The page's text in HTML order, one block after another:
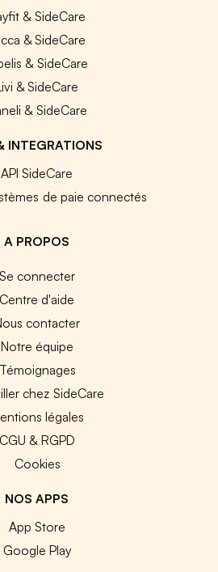
& SideCare
& SideCare
& SideCare
& SideCare
& SideCare
INTEGRATIONS
API SideCare
de paie connectés
A PROPOS
Se connecter
Centre d'aide
contacter
Notre équipe
Témoignages
chez SideCare
légales
CGU & RGPD
Cookies
NOS APPS
App Store
Google Play